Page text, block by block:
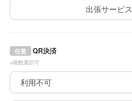
出張サービス
QR決済
任意
※複数選択可
利用不可